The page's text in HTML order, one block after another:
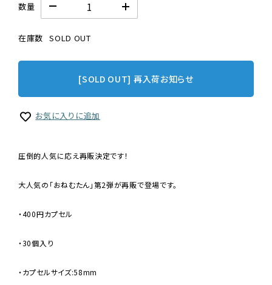
数量
在庫数 SOLD OUT
[SOLD OUT] 再入荷お知らせ
お気に入りに追加
圧倒的人気に応え再販決定です！
大人気の「おねむたん」第2弾が再販で登場です。
・400円カプセル
・30個入り
・カプセルサイズ:58mm